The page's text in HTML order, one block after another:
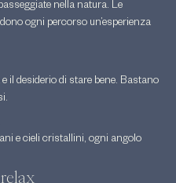
nella natura. Le
ogni percorso un’esperienza
il desiderio di stare bene. Bastano
e cieli cristallini, ogni angolo